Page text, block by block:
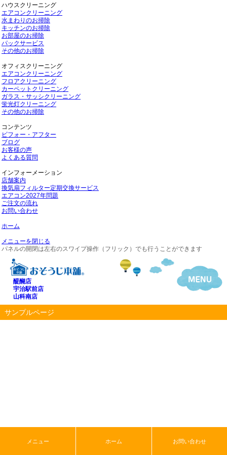
ハウスクリーニング
エアコンクリーニング
水まわりのお掃除
キッチンのお掃除
お部屋のお掃除
パックサービス
その他のお掃除
オフィスクリーニング
エアコンクリーニング
フロアクリーニング
カーペットクリーニング
ガラス・サッシクリーニング
蛍光灯クリーニング
その他のお掃除
コンテンツ
ビフォー・アフター
ブログ
お客様の声
よくある質問
インフォーメーション
店舗案内
換気扇フィルター定期交換サービス
エアコン2027年問題
ご注文の流れ
お問い合わせ
ホーム
メニューを閉じる
パネルの開閉は左右のスワイプ操作（フリック）でも行うことができます
醍醐店
宇治駅前店
山科南店
サンプルページ
メニュー ホーム お問い合わせ